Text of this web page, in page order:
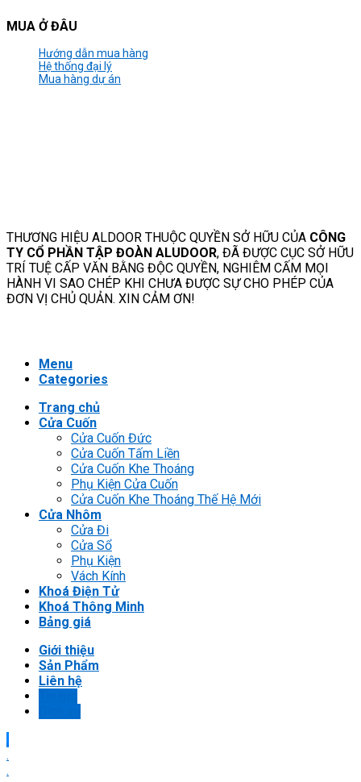
MUA Ở ĐÂU
Hướng dẫn mua hàng
Hệ thống đại lý
Mua hàng dự án
THƯƠNG HIỆU ALDOOR THUỘC QUYỀN SỞ HỮU CỦA CÔNG
TY CỔ PHẦN TẬP ĐOÀN ALUDOOR, ĐÃ ĐƯỢC CỤC SỞ HỮU
TRÍ TUỆ CẤP VĂN BẰNG ĐỘC QUYỀN, NGHIÊM CẤM MỌI
HÀNH VI SAO CHÉP KHI CHƯA ĐƯỢC SỰ CHO PHÉP CỦA
ĐƠN VỊ CHỦ QUẢN. XIN CẢM ƠN!
Menu
Categories
Trang chủ
Cửa Cuốn
Cửa Cuốn Đức
Cửa Cuốn Tấm Liền
Cửa Cuốn Khe Thoáng
Phụ Kiện Cửa Cuốn
Cửa Cuốn Khe Thoáng Thế Hệ Mới
Cửa Nhôm
Cửa Đi
Cửa Sổ
Phụ Kiện
Vách Kính
Khoá Điện Tử
Khoá Thông Minh
Bảng giá
Giới thiệu
Sản Phẩm
Liên hệ
.
.